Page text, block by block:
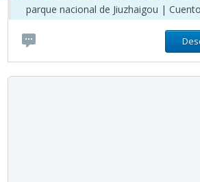
parque nacional de Jiuzhaigou |